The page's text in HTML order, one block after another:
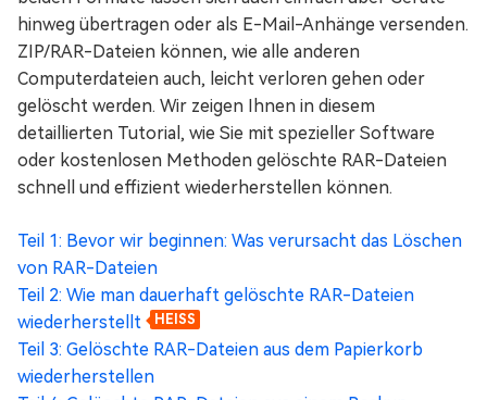
hinweg übertragen oder als E-Mail-Anhänge versenden.
ZIP/RAR-Dateien können, wie alle anderen
Computerdateien auch, leicht verloren gehen oder
gelöscht werden. Wir zeigen Ihnen in diesem
detaillierten Tutorial, wie Sie mit spezieller Software
oder kostenlosen Methoden gelöschte RAR-Dateien
schnell und effizient wiederherstellen können.
Teil 1: Bevor wir beginnen: Was verursacht das Löschen
von RAR-Dateien
Teil 2: Wie man dauerhaft gelöschte RAR-Dateien
wiederherstellt
HEISS
Teil 3: Gelöschte RAR-Dateien aus dem Papierkorb
wiederherstellen